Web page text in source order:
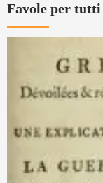
Favole per tutti